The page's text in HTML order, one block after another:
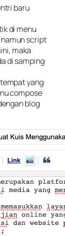
baru
di menu
script
maka
di samping
yang
compose
blog